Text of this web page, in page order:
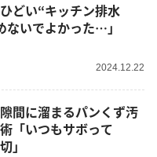
どい“キッチン排水
ないでよかった…」
2024.12.22
間に溜まるパンくず汚
「いつもサボって
」